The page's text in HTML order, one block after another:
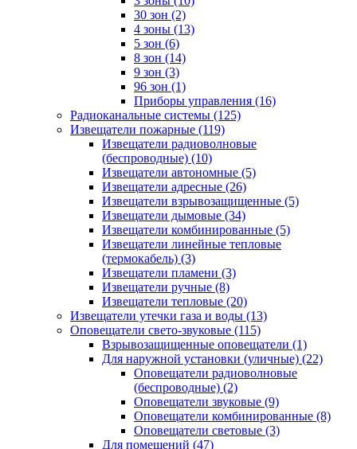
30 зон (2)
4 зоны (13)
5 зон (6)
8 зон (14)
9 зон (3)
96 зон (1)
Приборы управления (16)
Радиоканальные системы (125)
Извещатели пожарные (119)
Извещатели радиоволновые
(беспроводные) (10)
Извещатели автономные (5)
Извещатели адресные (26)
Извещатели взрывозащищенные (5)
Извещатели дымовые (34)
Извещатели комбинированные (5)
Извещатели линейные тепловые
(термокабель) (3)
Извещатели пламени (3)
Извещатели ручные (8)
Извещатели тепловые (20)
Извещатели утечки газа и воды (13)
Оповещатели свето-звуковые (115)
Взрывозащищенные оповещатели (1)
Для наружной установки (уличные) (22)
Оповещатели радиоволновые
(беспроводные) (2)
Оповещатели звуковые (9)
Оповещатели комбинированные (8)
Оповещатели световые (3)
Для помещений (47)